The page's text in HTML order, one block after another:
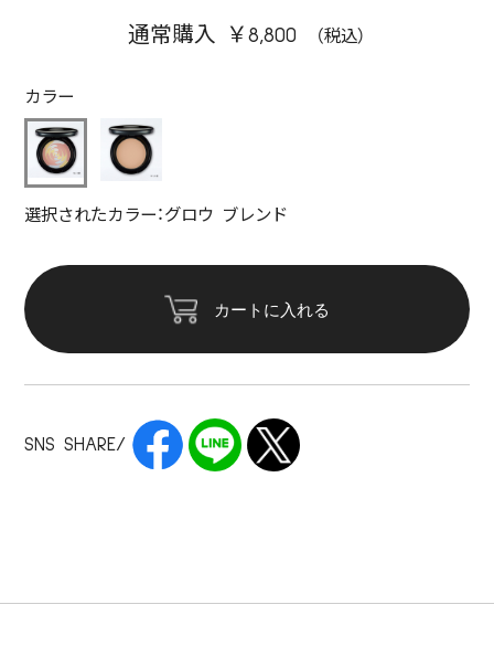
通常購入 ￥8,800
カラー
選択されたカラー：グロウ ブレンド
カートに入れる
SNS SHARE/